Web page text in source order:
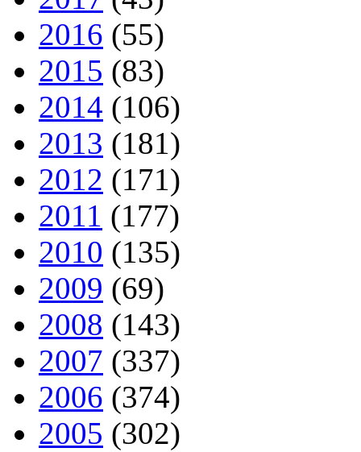
2016 (55)
2015 (83)
2014 (106)
2013 (181)
2012 (171)
2011 (177)
2010 (135)
2009 (69)
2008 (143)
2007 (337)
2006 (374)
2005 (302)